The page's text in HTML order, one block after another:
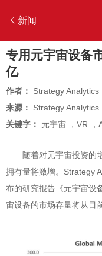
新闻
专用元宇宙设备
亿
作者： Strategy Analytics
来源： Strategy Analytics
关键字： 元宇宙 ， VR ，
随着对元宇宙投资的
拥有量将激增。Strategy
布的研究报告《元宇宙设
宙设备的市场存量将从目